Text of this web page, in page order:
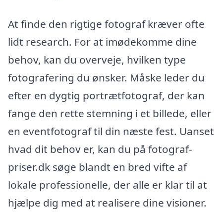
At finde den rigtige fotograf kræver ofte
lidt research. For at imødekomme dine
behov, kan du overveje, hvilken type
fotografering du ønsker. Måske leder du
efter en dygtig portrætfotograf, der kan
fange den rette stemning i et billede, eller
en eventfotograf til din næste fest. Uanset
hvad dit behov er, kan du på fotograf-
priser.dk søge blandt en bred vifte af
lokale professionelle, der alle er klar til at
hjælpe dig med at realisere dine visioner.